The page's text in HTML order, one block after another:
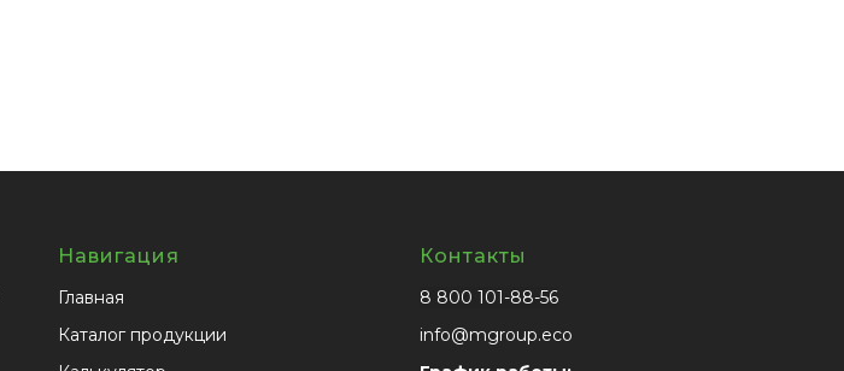
Навигация
Главная
Каталог продукции
Контакты
8 800 101-88-56
info@mgroup.eco